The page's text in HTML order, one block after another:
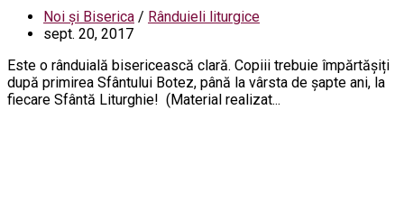
Noi și Biserica / Rânduieli liturgice
sept. 20, 2017
Este o rânduială bisericească clară. Copiii trebuie împărtășiți
după primirea Sfântului Botez, până la vârsta de șapte ani, la
fiecare Sfântă Liturghie! (Material realizat...